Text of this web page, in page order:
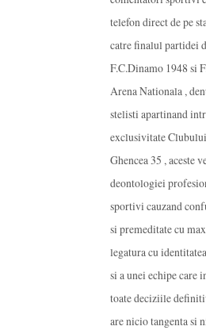
telefon direct de pe
catre finalul partidei
F.C.Dinamo 1948 si
Arena Nationala ,
stelisti apartinand
exclusivitate
Ghencea 35 , aceste
deontologiei
sportivi cauzand
si premeditate cu
legatura cu
si a unei echipe care
toate deciziile
are nicio tangenta si